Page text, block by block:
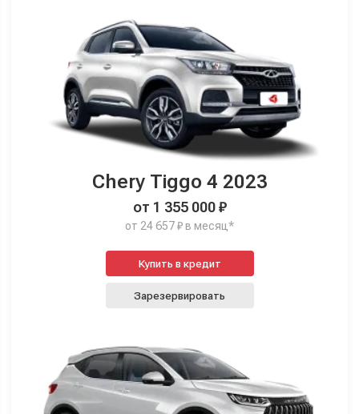
Chery Tiggo 4 2023
от 1 355 000 ₽
от 24 657 ₽ в месяц*
Купить в кредит
Зарезервировать